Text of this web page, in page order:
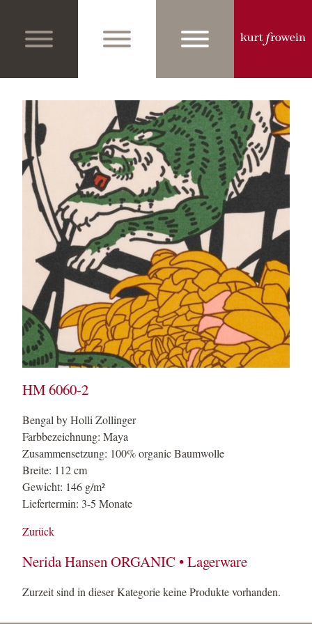
HM 6060-2
Bengal by Holli Zollinger
Farbbezeichnung: Maya
Zusammensetzung: 100% organic Baumwolle
Breite: 112 cm
Gewicht: 146 g/m²
Liefertermin: 3-5 Monate
Zurück
Nerida Hansen ORGANIC • Lagerware
Zurzeit sind in dieser Kategorie keine Produkte vorhanden.